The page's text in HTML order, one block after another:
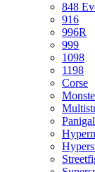
848
916
996R
999
1098
1198
Corse